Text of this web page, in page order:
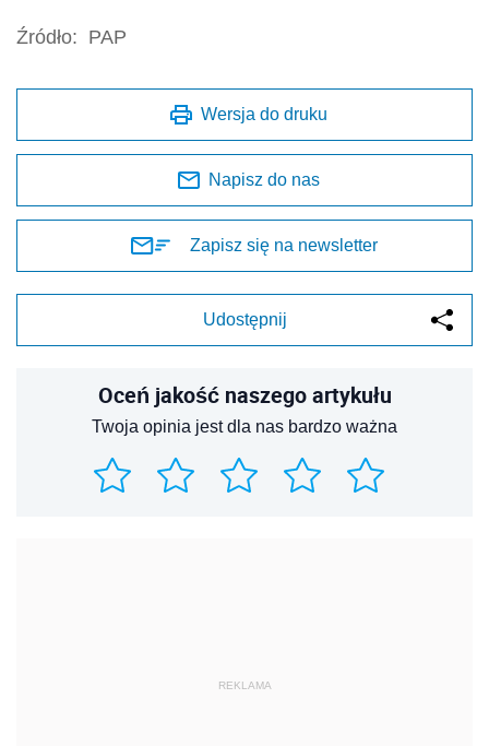
Źródło: PAP
Wersja do druku
Napisz do nas
Zapisz się na newsletter
Udostępnij
Oceń jakość naszego artykułu
Twoja opinia jest dla nas bardzo ważna
REKLAMA